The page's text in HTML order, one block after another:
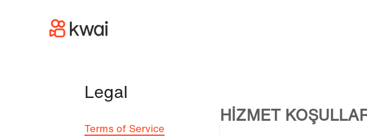
Legal
Terms of Service
HİZMET